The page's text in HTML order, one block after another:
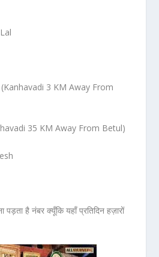
3 KM Away From
35 KM Away From Betul)
है नंबर क्यूँकि यहाँ प्रतिदिन हज़ारों